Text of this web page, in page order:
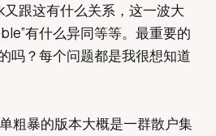
跟这有什么关系，这一波大
有什么异同等等。最重要的
吗？每个问题都是我很想知道
粗暴的版本大概是一群散户集